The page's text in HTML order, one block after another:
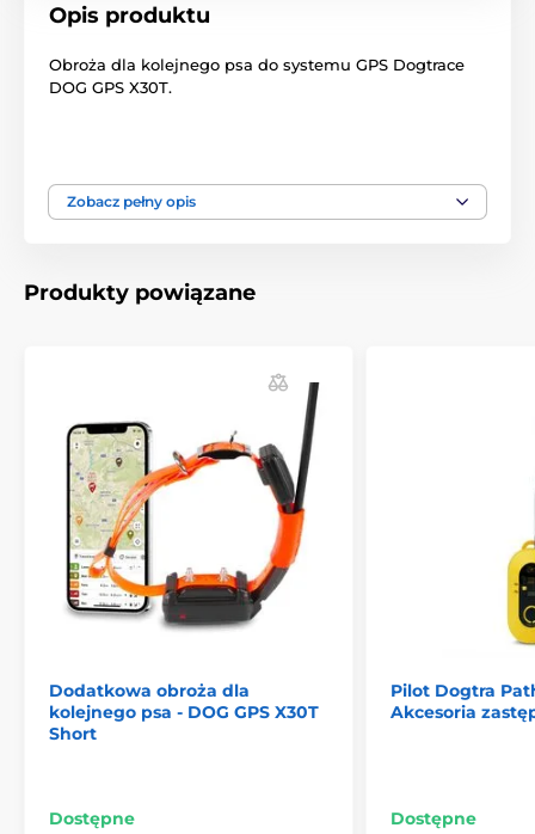
Opis produktu
Obroża dla kolejnego psa do systemu GPS Dogtrace
DOG GPS X30T.
Akcesoria do obroży GPS Nadajniki
Zobacz pełny opis
Produkty powiązane
Dodatkowa obroża dla
kolejnego psa - DOG GPS X30T
Short
Dostępne
Pilot Dogtra
Akcesoria
Dostępne